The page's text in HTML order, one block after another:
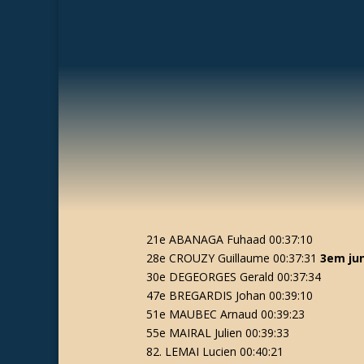
21e ABANAGA Fuhaad 00:37:10
28e CROUZY Guillaume 00:37:31 3em
30e DEGEORGES Gerald 00:37:34
47e BREGARDIS Johan 00:39:10
51e MAUBEC Arnaud 00:39:23
55e MAIRAL Julien 00:39:33
82. LEMAI Lucien 00:40:21